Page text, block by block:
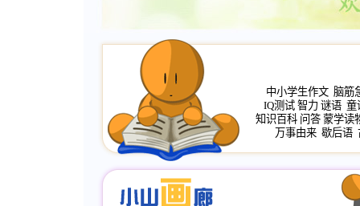
中小学生作文 脑筋
IQ测试 智力 谜语 童
知识百科 问答 蒙学读
万事由来 歇后语